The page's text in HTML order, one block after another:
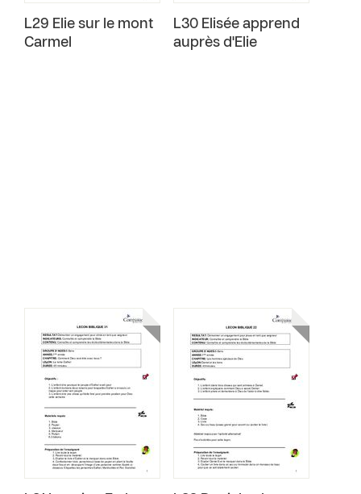
L29 Elie sur le mont
Carmel
L30 Elisée apprend
auprès d'Elie